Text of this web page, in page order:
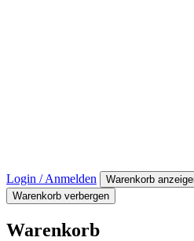
Login / Anmelden Warenkorb
Warenkorb verbergen
Warenkorb